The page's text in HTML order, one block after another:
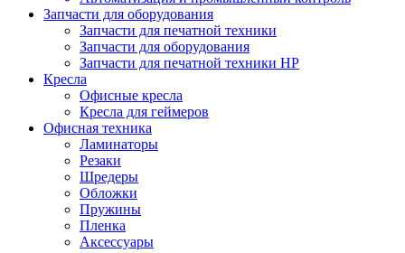
Запчасти для оборудования
Запчасти для печатной техники
Запчасти для оборудования
Запчасти для печатной техники HP
Кресла
Офисные кресла
Кресла для геймеров
Офисная техника
Ламинаторы
Резаки
Шредеры
Обложки
Пружины
Пленка
Аксессуары